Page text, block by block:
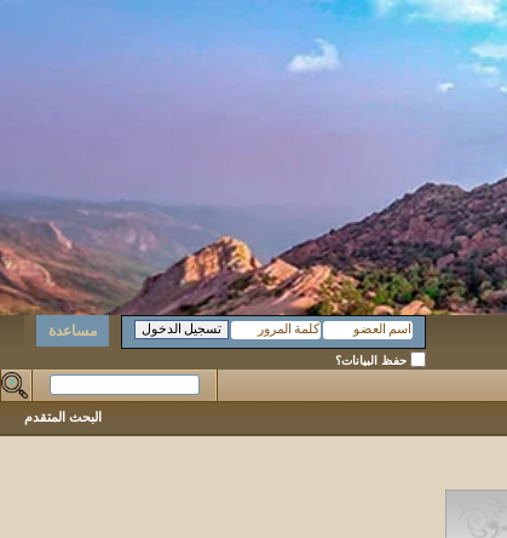
مساعدة
حفظ البيانات؟
البحث المتقدم